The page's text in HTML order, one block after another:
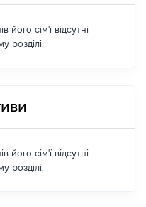
його сім'ї відсутні
розділі.
його сім'ї відсутні
розділі.